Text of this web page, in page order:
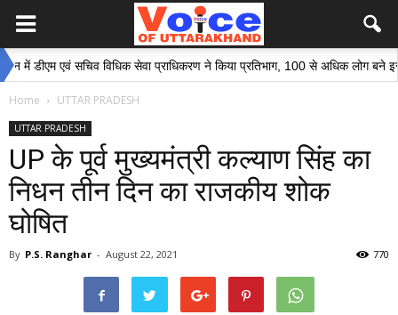
एवं सचिव विधिक सेवा प्राधिकरण ने किया प्रतिभाग, 100 से अधिक लोग बने इस
Home UTTAR PRADESH
UTTAR PRADESH
UP के पूर्व मुख्यमंत्री कल्याण सिंह का
न‍िधन तीन दिन का राजकीय शोक
घोष‍ित
By P.S. Ranghar - August 22, 2021 770